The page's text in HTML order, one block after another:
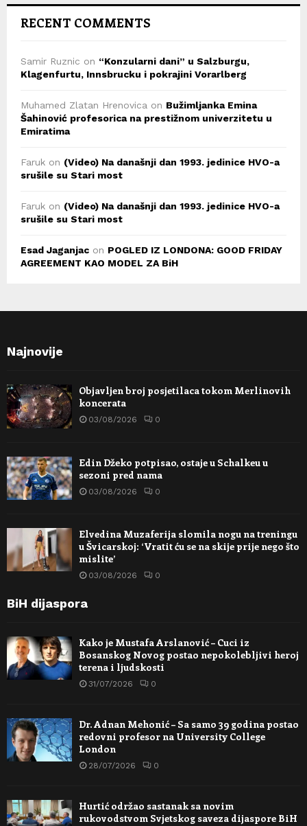
RECENT COMMENTS
Samir Ruznic on “Konzularni dani” u Salzburgu,
Klagenfurtu, Innsbrucku i pokrajini Vorarlberg
Muhamed Zlatan Hrenovica on Bužimljanka Emina
Šahinović profesorica na prestižnom univerzitetu u
Emiratima
Faruk on (Video) Na današnji dan 1993. jedinice HVO-a
srušile su Stari most
Faruk on (Video) Na današnji dan 1993. jedinice HVO-a
srušile su Stari most
Esad Jaganjac on POGLED IZ LONDONA: GOOD FRIDAY
AGREEMENT KAO MODEL ZA BiH
Najnovije
Objavljen broj posjetilaca tokom Merlinovih
koncerata
03/08/2026 0
Edin Džeko potpisao, ostaje u Schalkeu u
sezoni pred nama
03/08/2026 0
Elvedina Muzaferija slomila nogu na treningu
u Švicarskoj: ‘Vratit ću se na skije prije nego što
mislite’
03/08/2026 0
BiH dijaspora
Kako je Mustafa Arslanović – Cuci iz
Bosanskog Novog postao nepokolebljivi heroj
terena i ljudskosti
31/07/2026 0
Dr. Adnan Mehonić – Sa samo 39 godina postao
redovni profesor na University College
London
28/07/2026 0
Hurtić održao sastanak sa novim
rukovodstvom Svjetskog saveza dijaspore BiH